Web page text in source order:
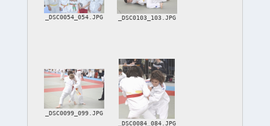
_DSC0054_054.JPG _DSC0103_103.JPG
_DSC0099_099.JPG
_DSC0084_084.JPG